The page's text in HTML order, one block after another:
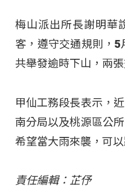
梅山派出所長謝明華
客，遵守交通規則，
共舉發逾時下山，兩張
甲仙工務段長表示，
南分局以及桃源區公
希望當大雨來襲，可
責任編輯：芷伃